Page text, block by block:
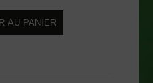
AU PANIER